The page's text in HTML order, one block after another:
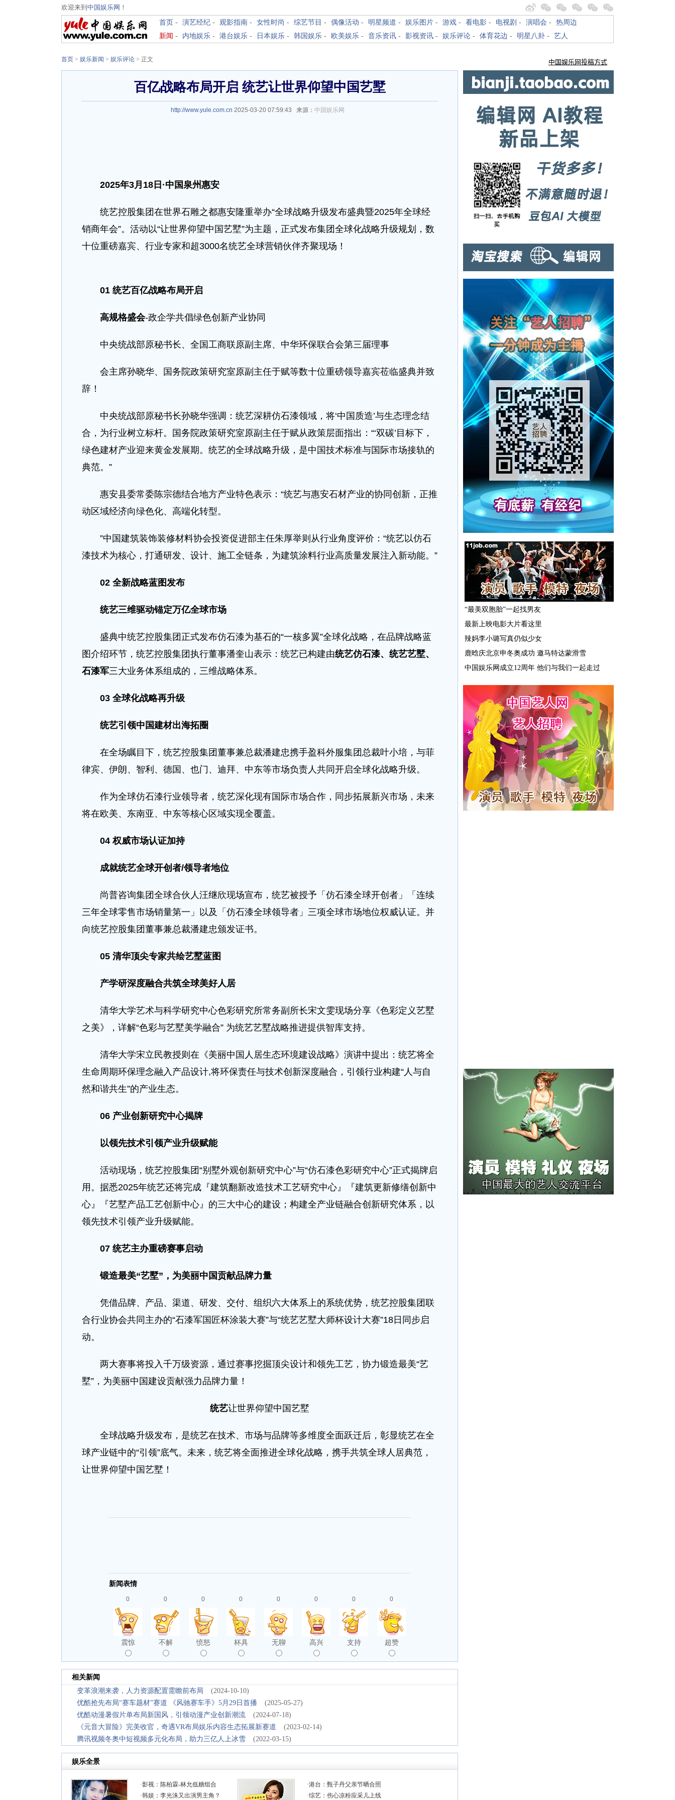
欢迎来到 中国娱乐网 ！
首页 - 演艺经纪 - 观影指南 - 女性时尚 - 综艺节目 - 偶像活动 - 明星频道 - 娱乐图片 - 游戏 - 看电影 - 电视剧 - 演唱会 - 热周边
新闻 - 内地娱乐 - 港台娱乐 - 日本娱乐 - 韩国娱乐 - 欧美娱乐 - 音乐资讯 - 影视资讯 - 娱乐评论 - 体育花边 - 明星八卦 - 艺人
首页 > 娱乐新闻 > 娱乐评论 > 正文
百亿战略布局开启 统艺让世界仰望中国艺墅
http://www.yule.com.cn 2025-03-20 07:59:43 来源： 中国娱乐网
2025年3月 18 日 ·中国泉州惠安
统艺控股集团在世界石雕之都惠安隆重举办“全球战略升级发布盛典暨2025年全球经
销商年会”。活动以“让世界仰望中国艺墅”为主题，正式发布集团全球化战略升级规划，数
十位重磅嘉宾、行业专家和超3000名统艺全球营销伙伴齐聚现场！
01 统艺百亿战略布局开启
高规格盛会-政企学共倡绿色创新产业协同
中央统战部原秘书长、全国工商联原副主席、中华环保联合会第三届理事
会主席孙晓华、国务院政策研究室原副主任于赋等数十位重磅领导嘉宾莅临盛典并致
辞！
中央统战部原秘书长孙晓华强调：统艺深耕仿石漆领域，将‘中国质造’与生态理念结
合，为行业树立标杆。国务院政策研究室原副主任于赋从政策层面指出：“‘双碳’目标下，
绿色建材产业迎来黄金发展期。统艺的全球战略升级，是中国技术标准与国际市场接轨的
典范。”
惠安县委常委陈宗德结合地方产业特色表示：“统艺与惠安石材产业的协同创新，正推
动区域经济向绿色化、高端化转型。
”中国建筑装饰装修材料协会投资促进部主任朱厚举则从行业角度评价：“统艺以仿石
漆技术为核心，打通研发、设计、施工全链条，为建筑涂料行业高质量发展注入新动能。”
02 全新战略蓝图发布
统艺三维驱动锚定万亿全球市场
盛典中统艺控股集团正式发布仿石漆为基石的“一核多翼”全球化战略，在品牌战略蓝
图介绍环节，统艺控股集团执行董事潘奎山表示：统艺已构建由统艺仿石漆、统艺艺墅、
石漆军三大业务体系组成的，三维战略体系。
03 全球化战略再升级
统艺引领中国建材出海拓圈
在全场瞩目下，统艺控股集团董事兼总裁潘建忠携手盈科外服集团总裁叶小培，与菲
律宾、伊朗、智利、德国、也门、迪拜、中东等市场负责人共同开启全球化战略升级。
作为全球仿石漆行业领导者，统艺深化现有国际市场合作，同步拓展新兴市场，未来
将在欧美、东南亚、中东等核心区域实现全覆盖。
04权威市场认证加持
成就统艺全球开创者/领导者地位
尚普咨询集团全球合伙人汪继欣现场宣布，统艺被授予「仿石漆全球开创者」「连续
三年全球零售市场销量第一」以及「仿石漆全球领导者」三项全球市场地位权威认证。并
向统艺控股集团董事兼总裁潘建忠颁发证书。
05 清华顶尖专家共绘艺墅蓝图
产学研深度融合共筑全球美好人居
清华大学艺术与科学研究中心色彩研究所常务副所长宋文雯现场分享《色彩定义艺墅
之美》，详解“色彩与艺墅美学融合” 为统艺艺墅战略推进提供智库支持。
清华大学宋立民教授则在《美丽中国人居生态环境建设战略》演讲中提出：统艺将全
生命周期环保理念融入产品设计,将环保责任与技术创新深度融合，引领行业构建“人与自
然和谐共生”的产业生态。
06 产业创新研究中心揭牌
以领先技术引领产业升级赋能
活动现场，统艺控股集团“别墅外观创新研究中心”与“仿石漆色彩研究中心”正式揭牌启
用。据悉2025年统艺还将完成『建筑翻新改造技术工艺研究中心』『建筑更新修缮创新中
心』『艺墅产品工艺创新中心』的三大中心的建设；构建全产业链融合创新研究体系，以
领先技术引领产业升级赋能。
07 统艺主办重磅赛事启动
锻造最美“艺墅” ，为美丽中国贡献品牌力量
凭借品牌、产品、渠道、研发、交付、组织六大体系上的系统优势，统艺控股集团联
合行业协会共同主办的“石漆军国匠杯涂装大赛”与“统艺艺墅大师杯设计大赛”18日同步启
动。
两大赛事将投入千万级资源，通过赛事挖掘顶尖设计和领先工艺，协力锻造最美“艺
墅”，为美丽中国建设贡献强力品牌力量！
统艺让世界仰望中国艺墅
全球战略升级发布，是统艺在技术、市场与品牌等多维度全面跃迁后，彰显统艺在全
球产业链中的“引领”底气。未来，统艺将全面推进全球化战略，携手共筑全球人居典范，
让世界仰望中国艺墅！
新闻表情
0
震惊
0
不解
0
愤怒
0
杯具
0
无聊
0
高兴
0
支持
0
超赞
相关新闻
变革浪潮来袭，人力资源配置需瞻前布局
(2024-10-10)
优酷抢先布局“赛车题材”赛道 《风驰赛车手》5月29日首播
(2025-05-27)
优酷动漫暑假片单布局新国风，引领动漫产业创新潮流
(2024-07-18)
《元音大冒险》完美收官，奇遇VR布局娱乐内容生态拓展新赛道
(2023-02-14)
腾讯视频冬奥中短视频多元化布局，助力三亿人上冰雪
(2022-03-15)